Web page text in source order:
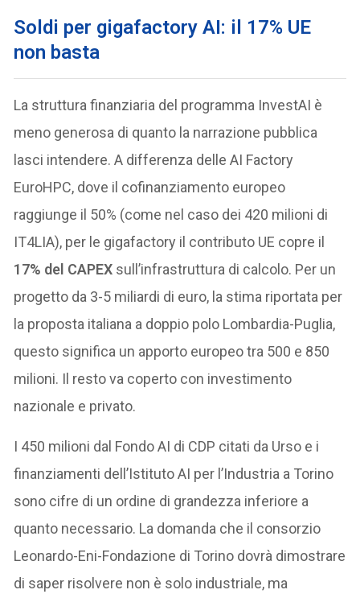
Soldi per gigafactory AI: il 17% UE
non basta
La struttura finanziaria del programma InvestAI è
meno generosa di quanto la narrazione pubblica
lasci intendere. A differenza delle AI Factory
EuroHPC, dove il cofinanziamento europeo
raggiunge il 50% (come nel caso dei 420 milioni di
IT4LIA), per le gigafactory il contributo UE copre il
17% del CAPEX sull’infrastruttura di calcolo. Per un
progetto da 3-5 miliardi di euro, la stima riportata per
la proposta italiana a doppio polo Lombardia-Puglia,
questo significa un apporto europeo tra 500 e 850
milioni. Il resto va coperto con investimento
nazionale e privato.
I 450 milioni dal Fondo AI di CDP citati da Urso e i
finanziamenti dell’Istituto AI per l’Industria a Torino
sono cifre di un ordine di grandezza inferiore a
quanto necessario. La domanda che il consorzio
Leonardo-Eni-Fondazione di Torino dovrà dimostrare
di saper risolvere non è solo industriale, ma